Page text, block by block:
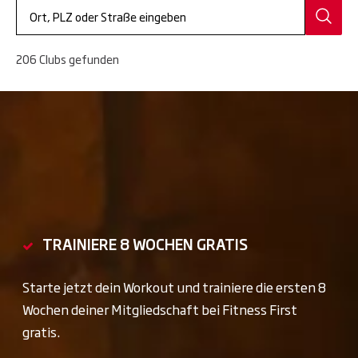
206 Clubs gefunden
TRAINIERE 8 WOCHEN GRATIS
Starte jetzt dein Workout und trainiere die ersten 8
Wochen deiner Mitgliedschaft bei Fitness First
gratis.